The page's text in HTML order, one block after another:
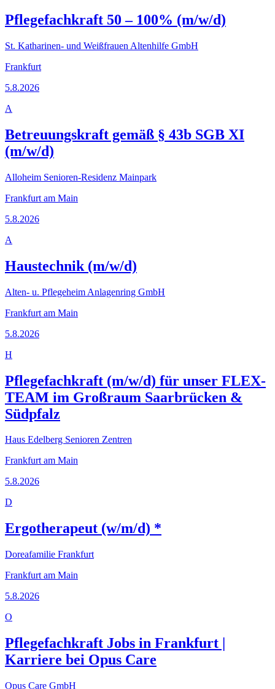
Pflegefachkraft 50 – 100% (m/w/d)
St. Katharinen- und Weißfrauen Altenhilfe GmbH
Frankfurt
5.8.2026
A
Betreuungskraft gemäß § 43b SGB XI
(m/w/d)
Alloheim Senioren-Residenz Mainpark
Frankfurt am Main
5.8.2026
A
Haustechnik (m/w/d)
Alten- u. Pflegeheim Anlagenring GmbH
Frankfurt am Main
5.8.2026
H
Pflegefachkraft (m/w/d) für unser FLEX-
TEAM im Großraum Saarbrücken &
Südpfalz
Haus Edelberg Senioren Zentren
Frankfurt am Main
5.8.2026
D
Ergotherapeut (w/m/d) *
Doreafamilie Frankfurt
Frankfurt am Main
5.8.2026
O
Pflegefachkraft Jobs in Frankfurt |
Karriere bei Opus Care
Opus Care GmbH